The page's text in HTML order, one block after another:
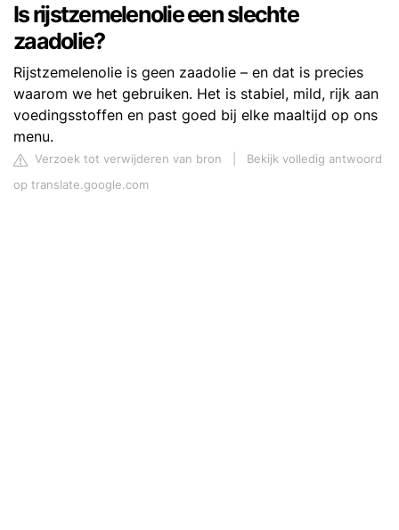
Is rijstzemelenolie een slechte
zaadolie?
Rijstzemelenolie is geen zaadolie – en dat is precies
waarom we het gebruiken. Het is stabiel, mild, rijk aan
voedingsstoffen en past goed bij elke maaltijd op ons
menu.
Verzoek tot verwijderen van bron
Bekijk volledig antwoord
op translate.google.com